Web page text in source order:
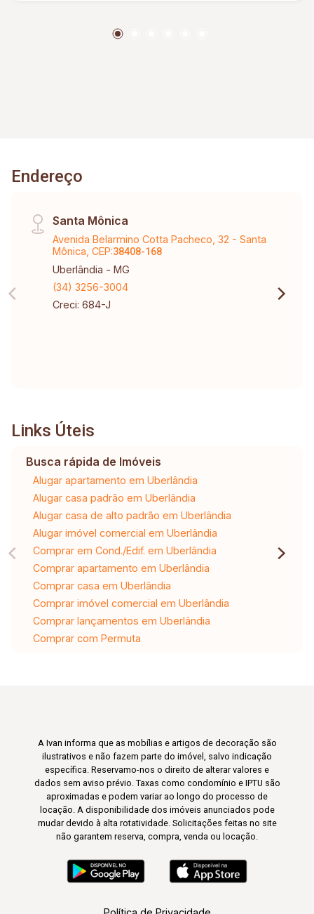
Endereço
Santa Mônica
Avenida Belarmino Cotta Pacheco, 32 - Santa
Mônica, CEP:38408-168
Uberlândia - MG
(34) 3256-3004
Creci: 684-J
Links Úteis
Busca rápida de Imóveis
Alugar apartamento em Uberlândia
Alugar casa padrão em Uberlândia
Alugar casa de alto padrão em Uberlândia
Alugar imóvel comercial em Uberlândia
Comprar em Cond./Edif. em Uberlândia
Comprar apartamento em Uberlândia
Comprar casa em Uberlândia
Comprar imóvel comercial em Uberlândia
Comprar lançamentos em Uberlândia
Comprar com Permuta
A Ivan informa que as mobílias e artigos de decoração são
ilustrativos e não fazem parte do imóvel, salvo indicação
específica. Reservamo-nos o direito de alterar valores e
dados sem aviso prévio. Taxas como condomínio e IPTU são
aproximadas e podem variar ao longo do processo de
locação. A disponibilidade dos imóveis anunciados pode
mudar devido à alta rotatividade. Solicitações feitas no site
não garantem reserva, compra, venda ou locação.